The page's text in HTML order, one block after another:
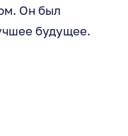
Он был
будущее.